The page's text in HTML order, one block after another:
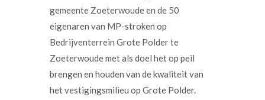
gemeente Zoeterwoude en de 50
eigenaren van MP-stroken op
Bedrijventerrein Grote Polder te
Zoeterwoude met als doel het op peil
brengen en houden van de kwaliteit van
het vestigingsmilieu op Grote Polder.